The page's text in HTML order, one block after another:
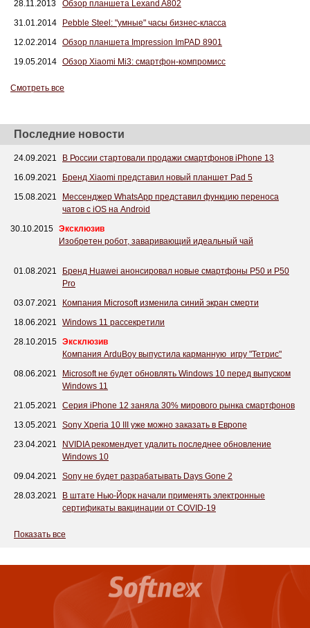
28.11.2013
Обзор планшета Lexand A802
31.01.2014
Pebble Steel: "умные" часы бизнес-класса
12.02.2014 Обзор планшета Impression ImPAD 8901
19.05.2014 Обзор Xiaomi Mi3: смартфон-компромисс
Смотреть все
Последние новости
24.09.2021
В России стартовали продажи смартфонов iPhone 13
16.09.2021
Бренд Xiaomi представил новый планшет Pad 5
15.08.2021
Мессенджер WhatsApp представил функцию переноса
чатов с iOS на Android
30.10.2015 Эксклюзив
Изобретен робот, заваривающий идеальный чай
01.08.2021
Бренд Huawei анонсировал новые смартфоны P50 и P50
Pro
03.07.2021
Компания Microsoft изменила синий экран смерти
18.06.2021
Windows 11 рассекретили
28.10.2015 Эксклюзив
Компания ArduBoy выпустила карманную игру "Тетрис"
08.06.2021
Microsoft не будет обновлять Windows 10 перед выпуском
Windows 11
21.05.2021
Серия iPhone 12 заняла 30% мирового рынка смартфонов
13.05.2021
Sony Xperia 10 III уже можно заказать в Европе
23.04.2021
NVIDIA рекомендует удалить последнее обновление
Windows 10
09.04.2021
Sony не будет разрабатывать Days Gone 2
28.03.2021
В штате Нью-Йорк начали применять электронные
сертификаты вакцинации от COVID-19
Показать все